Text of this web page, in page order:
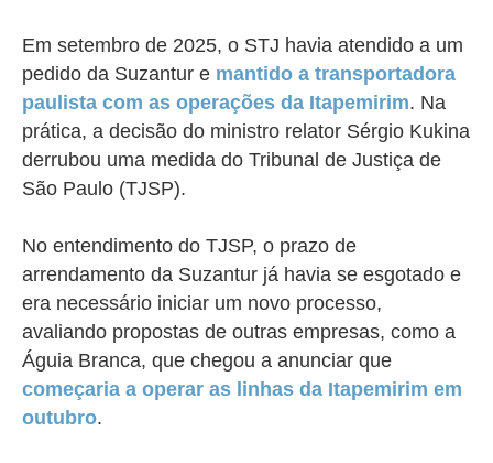
Em setembro de 2025, o STJ havia atendido a um
pedido da Suzantur e mantido a transportadora
paulista com as operações da Itapemirim. Na
prática, a decisão do ministro relator Sérgio Kukina
derrubou uma medida do Tribunal de Justiça de
São Paulo (TJSP).
No entendimento do TJSP, o prazo de
arrendamento da Suzantur já havia se esgotado e
era necessário iniciar um novo processo,
avaliando propostas de outras empresas, como a
Águia Branca, que chegou a anunciar que
começaria a operar as linhas da Itapemirim em
outubro.